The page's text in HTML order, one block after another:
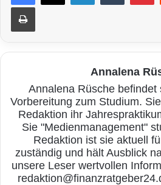
Drucken
Annalena
Annalena Rüsche befindet
Vorbereitung zum Studium.
Redaktion ihr
Sie "Medienmanagement"
Redaktion ist sie aktuell
zuständig und hält Ausblick
unsere Leser wertvollen